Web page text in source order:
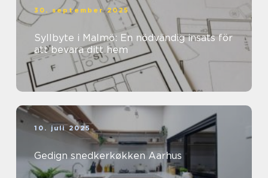
30. september 2025
Syllbyte i Malmö: En nödvändig insats för
att bevara ditt hem
10. juli 2025
Gedign snedkerkøkken Aarhus